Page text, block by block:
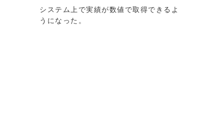
システム上で実績が数値で取得できるよ
うになった。